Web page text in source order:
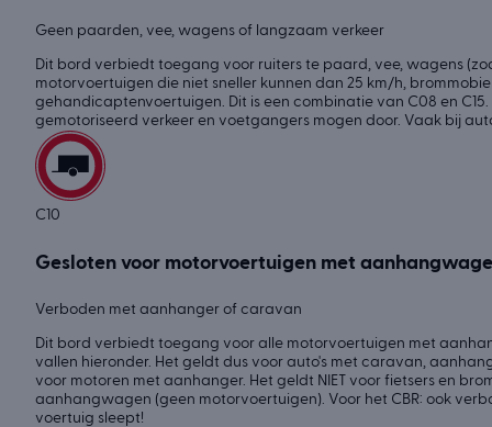
Geen paarden, vee, wagens of langzaam verkeer
Dit bord verbiedt toegang voor ruiters te paard, vee, wagens
motorvoertuigen die niet sneller kunnen dan 25 km/h,
gehandicaptenvoertuigen. Dit is een combinatie van C08 en
gemotoriseerd verkeer en voetgangers mogen door. Vaak bij
C10
Gesloten voor motorvoertuigen met
Verboden met aanhanger of caravan
Dit bord verbiedt toegang voor alle motorvoertuigen met
vallen hieronder. Het geldt dus voor auto's met caravan,
voor motoren met aanhanger. Het geldt NIET voor fietsers en
aanhangwagen (geen motorvoertuigen). Voor het CBR: ook
voertuig sleept!